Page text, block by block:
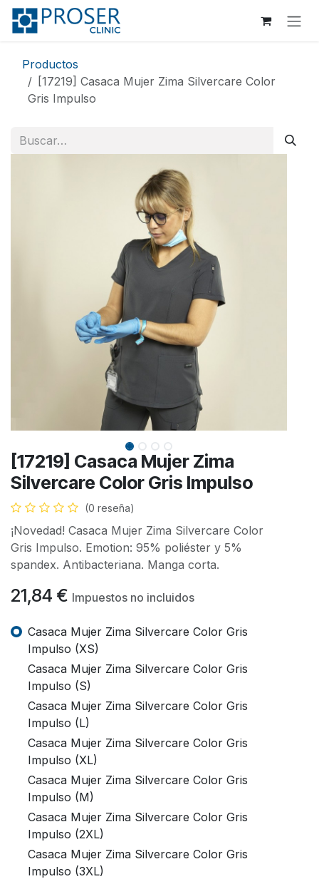
Ir al contenido
Productos
[17219] Casaca Mujer Zima Silvercare Color
Gris Impulso
[17219] Casaca Mujer Zima
Silvercare Color Gris Impulso
(0 reseña)
¡Novedad! Casaca Mujer Zima Silvercare Color
Gris Impulso. Emotion: 95% poliéster y 5%
spandex. Antibacteriana. Manga corta.
21,84 € Impuestos no incluidos
Casaca Mujer Zima Silvercare Color Gris
Impulso (XS)
Casaca Mujer Zima Silvercare Color Gris
Impulso (S)
Casaca Mujer Zima Silvercare Color Gris
Impulso (L)
Casaca Mujer Zima Silvercare Color Gris
Impulso (XL)
Casaca Mujer Zima Silvercare Color Gris
Impulso (M)
Casaca Mujer Zima Silvercare Color Gris
Impulso (2XL)
Casaca Mujer Zima Silvercare Color Gris
Impulso (3XL)